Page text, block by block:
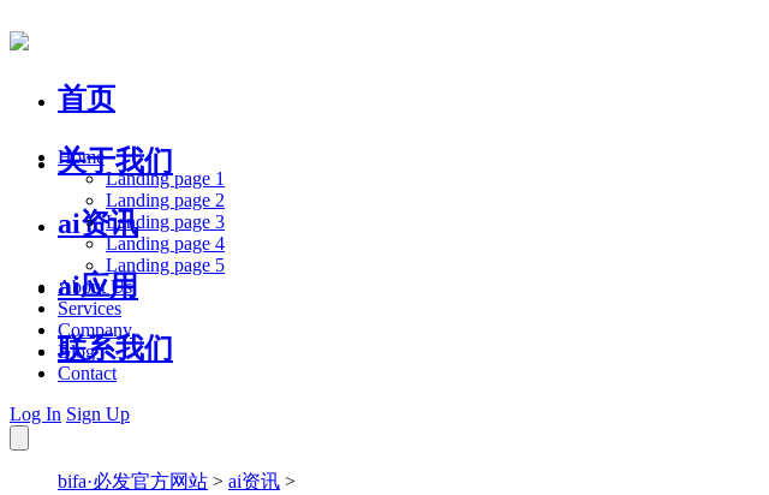
首页
关于我们
ai资讯
ai应用
联系我们
Home
Landing page 1
Landing page 2
Landing page 3
Landing page 4
Landing page 5
About Us
Services
Company
Blog
Contact
Log In Sign Up
bifa·必发官方网站 > ai资讯 >